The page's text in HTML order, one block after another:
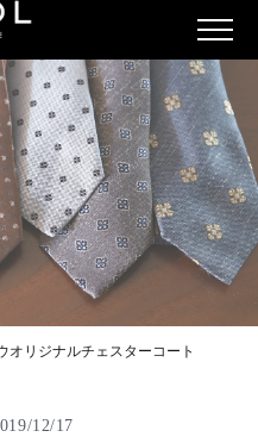
オリジナルチェスターコート
12/17